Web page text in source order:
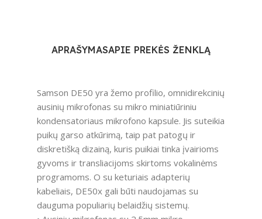
APRAŠYMASAPIE PREKĖS ŽENKLĄ
Samson DE50 yra žemo profilio, omnidirekcinių
ausinių mikrofonas su mikro miniatiūriniu
kondensatoriaus mikrofono kapsule. Jis suteikia
puikų garso atkūrimą, taip pat patogų ir
diskretišką dizainą, kuris puikiai tinka įvairioms
gyvoms ir transliacijoms skirtoms vokalinėms
programoms. O su keturiais adapterių
kabeliais, DE50x gali būti naudojamas su
dauguma populiarių belaidžių sistemų.